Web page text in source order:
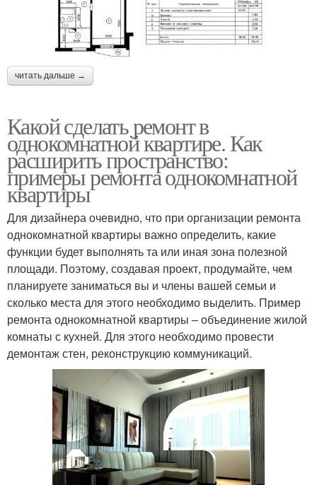
читать дальше →
Какой сделать ремонт в
однокомнатной квартире. Как
расширить пространство:
примеры ремонта однокомнатной
квартиры
Для дизайнера очевидно, что при организации ремонта
однокомнатной квартиры важно определить, какие
функции будет выполнять та или иная зона полезной
площади. Поэтому, создавая проект, продумайте, чем
планируете заниматься вы и члены вашей семьи и
сколько места для этого необходимо выделить. Пример
ремонта однокомнатной квартиры – объединение жилой
комнаты с кухней. Для этого необходимо провести
демонтаж стен, реконструкцию коммуникаций.